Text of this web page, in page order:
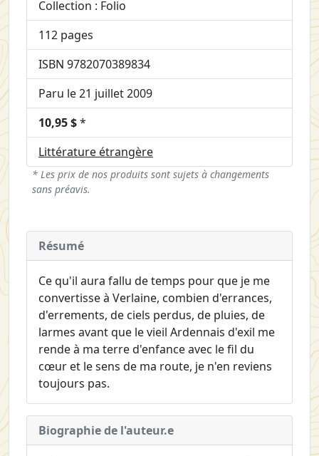
Collection : Folio
112 pages
ISBN 9782070389834
Paru le 21 juillet 2009
10,95 $*
Littérature étrangère
* Les prix de nos produits sont sujets à changements
sans préavis.
Résumé
Ce qu'il aura fallu de temps pour que je me
convertisse à Verlaine, combien d'errances,
d'errements, de ciels perdus, de pluies, de
larmes avant que le vieil Ardennais d'exil me
rende à ma terre d'enfance avec le fil du
cœur et le sens de ma route, je n'en reviens
toujours pas.
Biographie de l'auteur.e